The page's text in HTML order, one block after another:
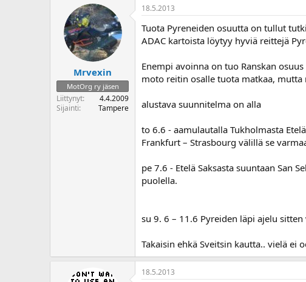
u
n
a
o
i
t
u
s
p
ä
i
v
ä
Mrvexin
MotOrg ry jäsen
Liittynyt
4.4.2009
Sijainti
Tampere
18.5.2013
Tuota Pyreneiden osuutta on tullut
ADAC kartoista löytyy hyviä reittejä
Enempi avoinna on tuo Ranskan
moto reitin osalle tuota matkaa, mutta
alustava suunnitelma on alla
to 6.6 - aamulautalla Tukholmasta
Frankfurt – Strasbourg välillä se
pe 7.6 - Etelä Saksasta suuntaan San
puolella.
su 9. 6 – 11.6 Pyreiden läpi ajelu
Takaisin ehkä Sveitsin kautta.. vielä
18.5.2013